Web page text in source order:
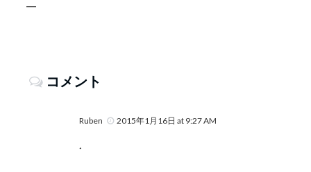
━
コメント
Ruben 2015年1月16日 at 9:27 AM
.